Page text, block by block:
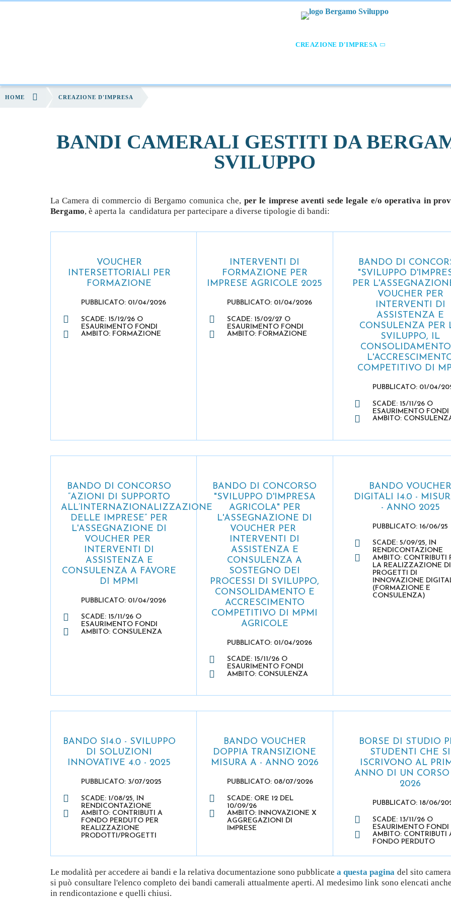
CREAZIONE D'IMPRESA
HOME CREAZIONE D'IMPRESA
BANDI CAMERALI GESTITI DA
SVILUPPO
La Camera di commercio di Bergamo comunica che, per le imprese aventi sede legale e/o operativa in
Bergamo, è aperta la candidatura per partecipare a diverse tipologie di bandi:
VOUCHER
INTERSETTORIALI PER
FORMAZIONE
PUBBLICATO: 01/04/2026
SCADE: 15/12/26 O
ESAURIMENTO FONDI
AMBITO: FORMAZIONE
INTERVENTI DI
FORMAZIONE PER
IMPRESE AGRICOLE 2025
PUBBLICATO: 01/04/2026
SCADE: 15/02/27 O
ESAURIMENTO FONDI
AMBITO: FORMAZIONE
BANDO DI
"SVILUPPO
PER
VOUCHER PER
INTERVENTI DI
ASSISTENZA E
CONSULENZA PER
SVILUPPO, IL
COMPETITIVO DI
PUBBLICATO: 01/04/
SCADE: 15/11/26 O
ESAURIMENTO FONDI
AMBITO:
BANDO DI CONCORSO
“AZIONI DI SUPPORTO
ALL’INTERNAZIONALIZZAZIONE
DELLE IMPRESE” PER
L'ASSEGNAZIONE DI
VOUCHER PER
INTERVENTI DI
ASSISTENZA E
CONSULENZA A FAVORE
DI MPMI
PUBBLICATO: 01/04/2026
SCADE: 15/11/26 O
ESAURIMENTO FONDI
AMBITO: CONSULENZA
BANDO DI CONCORSO
"SVILUPPO D'IMPRESA
AGRICOLA" PER
L'ASSEGNAZIONE DI
VOUCHER PER
INTERVENTI DI
ASSISTENZA E
CONSULENZA A
SOSTEGNO DEI
PROCESSI DI SVILUPPO,
CONSOLIDAMENTO E
ACCRESCIMENTO
COMPETITIVO DI MPMI
AGRICOLE
PUBBLICATO: 01/04/2026
SCADE: 15/11/26 O
ESAURIMENTO FONDI
AMBITO: CONSULENZA
BANDO VOUCHER
DIGITALI I4.0 -
- ANNO 2025
PUBBLICATO: 16/06/25
SCADE: 5/09/25, IN
RENDICONTAZIONE
AMBITO: CONTRIBUTI
LA REALIZZAZIONE DI
PROGETTI DI
INNOVAZIONE
(FORMAZIONE E
CONSULENZA)
BANDO SI4.0 - SVILUPPO
DI SOLUZIONI
INNOVATIVE 4.0 - 2025
PUBBLICATO: 3/07/2025
SCADE: 1/08/25, IN
RENDICONTAZIONE
AMBITO: CONTRIBUTI A
FONDO PERDUTO PER
REALIZZAZIONE
PRODOTTI/PROGETTI
BANDO VOUCHER
DOPPIA TRANSIZIONE
MISURA A - ANNO 2026
PUBBLICATO: 08/07/2026
SCADE: ORE 12 DEL
10/09/26
AMBITO: INNOVAZIONE X
AGGREGAZIONI DI
IMPRESE
BORSE DI STUDIO
STUDENTI CHE SI
ISCRIVONO AL
ANNO DI UN CORSO
2026
PUBBLICATO: 18/06/
SCADE: 13/11/26 O
ESAURIMENTO FONDI
AMBITO: CONTRIBUTI
FONDO PERDUTO
Le modalità per accedere ai bandi e la relativa documentazione sono pubblicatea questa pagina del sito
si può consultare l'elenco completo dei bandi camerali attualmente aperti. Al medesimo link sono elencati
in rendicontazione e quelli chiusi.